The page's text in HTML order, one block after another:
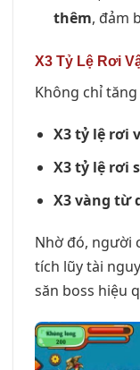
thêm, đảm
X3 Tỷ Lệ Rơi
Không chỉ tăng
X3 tỷ lệ rơi
X3 tỷ lệ rơi
X3 vàng từ
Nhờ đó, người
tích lũy tài
săn boss hiệu